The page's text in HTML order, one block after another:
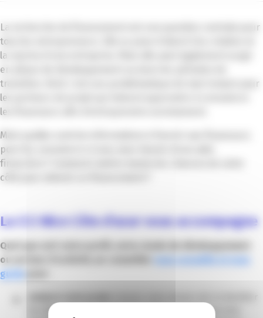
La recherche de financement est une question centrale pour
tous les entrepreneurs. Elle se pose d’abord à la création et
la reprise d’une entreprise. Mais elle peut également surgir
en phase de développement ou dans les périodes de
transition. Bref, c’est une problématique de tout instant pour
les porteurs de projet qui doivent apprendre à convaincre
les financeurs afin d’entreprendre sereinement.
Mais quelles sont les informations à fournir aux financeurs
pour les convaincre si vous avez besoin d’une aide
financière ? Comment mettre toutes les chances de votre
côté pour obtenir un financement ?
La CCI Nice Côte d’azur vous accompagne
Quel que soit votre profil, votre stade de développement
ou secteur d’activité, un conseiller
guide
les dispositifs de financement publics et privés les plus